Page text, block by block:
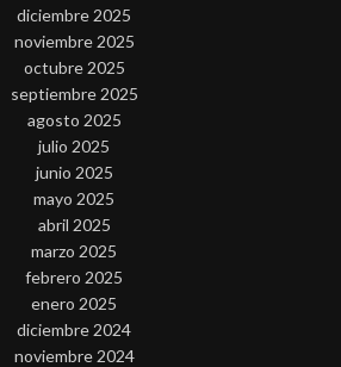
diciembre 2025
noviembre 2025
octubre 2025
septiembre 2025
agosto 2025
julio 2025
junio 2025
mayo 2025
abril 2025
marzo 2025
febrero 2025
enero 2025
diciembre 2024
noviembre 2024